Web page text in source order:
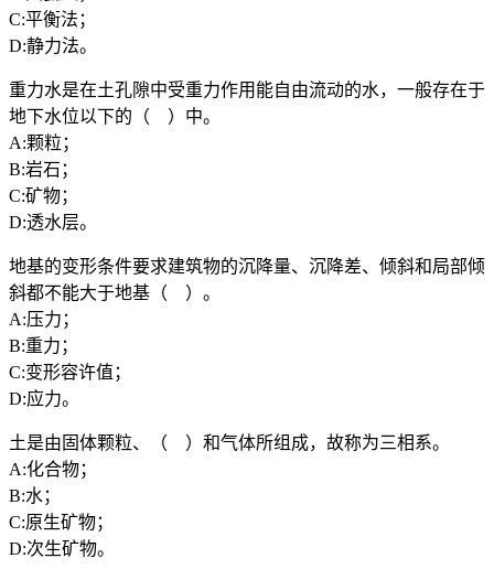
C:平衡法；
D:静力法。
重力水是在土孔隙中受重力作用能自由流动的水，一般存在于
地下水位以下的（ ）中。
A:颗粒；
B:岩石；
C:矿物；
D:透水层。
地基的变形条件要求建筑物的沉降量、沉降差、倾斜和局部倾
斜都不能大于地基（ ）。
A:压力；
B:重力；
C:变形容许值；
D:应力。
土是由固体颗粒、（ ）和气体所组成，故称为三相系。
A:化合物；
B:水；
C:原生矿物；
D:次生矿物。